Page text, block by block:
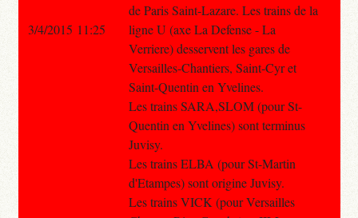
de Paris Saint-Lazare. Les trains de la
ligne U (axe La Defense - La
Verriere) desservent les gares de
Versailles-Chantiers, Saint-Cyr et
Saint-Quentin en Yvelines.
Les trains SARA,SLOM (pour St-
Quentin en Yvelines) sont terminus
Juvisy.
Les trains ELBA (pour St-Martin
d'Etampes) sont origine Juvisy.
Les trains VICK (pour Versailles
3/4/2015 11:25